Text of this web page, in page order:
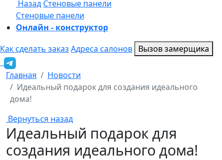
Онлайн - конструктор
Как сделать заказ Адреса салонов Вызов замерщика
Главная
Новости
Идеальный подарок для создания идеального
дома!
Вернуться назад
Идеальный подарок для
создания идеального дома!